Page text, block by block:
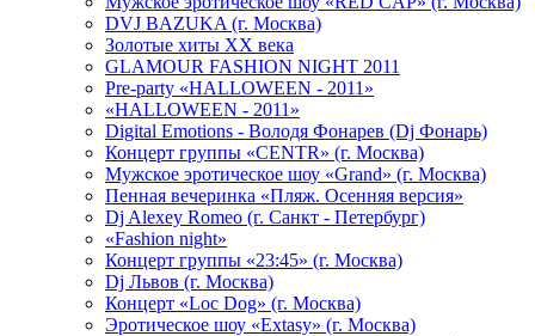
DVJ BAZUKA (г. Москва)
Золотые хиты XX века
GLAMOUR FASHION NIGHT 2011
Pre-party «HALLOWEEN - 2011»
«HALLOWEEN - 2011»
Digital Emotions - Володя Фонарев (Dj Фонарь)
Концерт группы «CENTR» (г. Москва)
Мужское эротическое шоу «Grand» (г. Москва)
Пенная вечеринка «Пляж. Осенняя версия»
Dj Alexey Romeo (г. Санкт - Петербург)
«Fashion night»
Концерт группы «23:45» (г. Москва)
Dj Львов (г. Москва)
Концерт «Loc Dog» (г. Москва)
Эротическое шоу «Extasy» (г. Москва)